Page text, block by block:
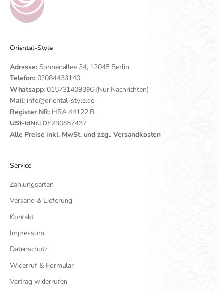
Oriental-Style
Adresse: Sonnenallee 34, 12045 Berlin
Telefon: 03084433140
Whatsapp: 015731409396 (Nur Nachrichten)
Mail: info@oriental-style.de
Register NR: HRA 44122 B
USt-IdNr.: DE230857437
Alle Preise inkl. MwSt. und zzgl. Versandkosten
Service
Zahlungsarten
Versand & Lieferung
Kontakt
Impressum
Datenschutz
Widerruf & Formular
Vertrag widerrufen